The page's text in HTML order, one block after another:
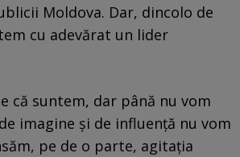
Moldova. Dar, dincolo de
cu adevărat un lider
că suntem, dar până nu vom
imagine și de influență nu vom
pe de o parte, agitația